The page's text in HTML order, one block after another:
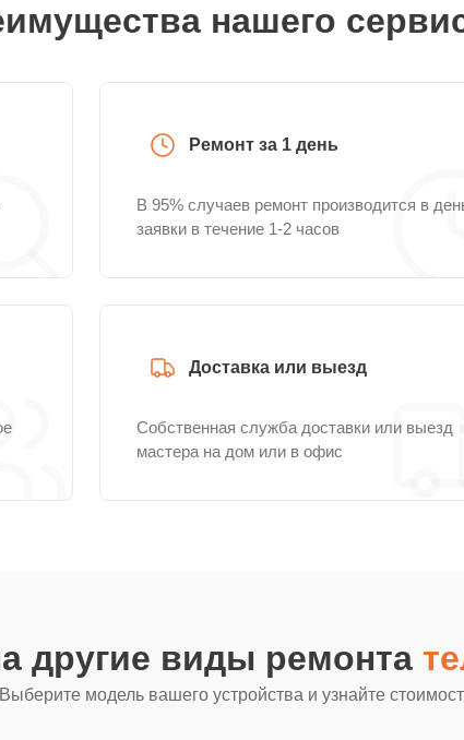
нашего
Ремонт за 1 день
В 95% случаев ремонт производится в
заявки в течение 1-2 часов
Доставка или выезд
Собственная служба доставки или выезд
мастера на дом или в офис
другие виды ремонта
Выберите модель вашего устройства и узнайте